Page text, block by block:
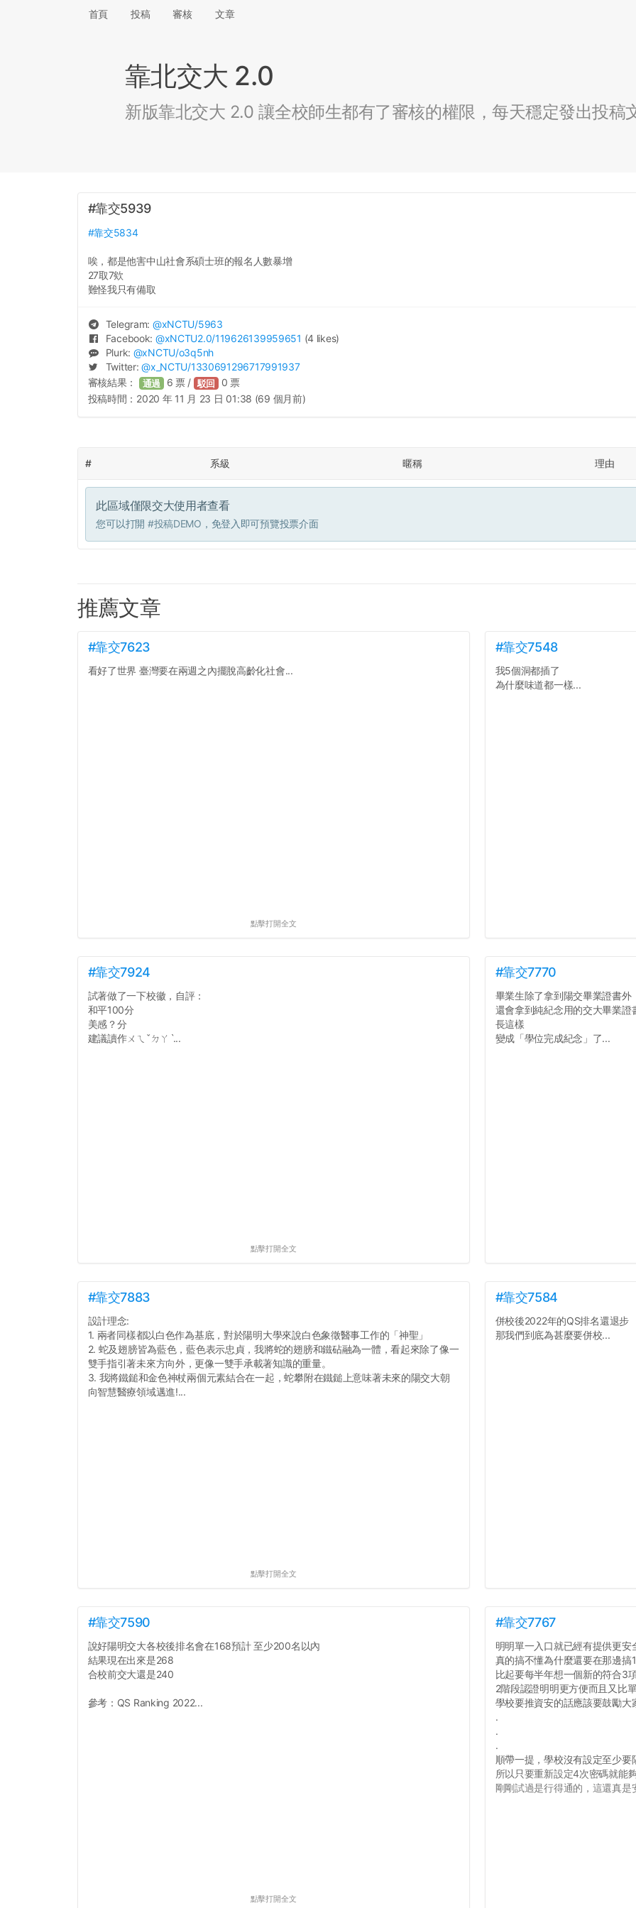
首頁 投稿 審核 文章
靠北交大 2.0
新版靠北交大 2.0 讓全校師生都有了審核的權限，每天穩定發出投稿
#靠交5939
#靠交5834
唉，都是他害中山社會系碩士班的報名人數暴增
27取7欸
難怪我只有備取
Telegram: @xNCTU/5963
Facebook: @xNCTU2.0/119626139959651 (4 likes)
Plurk: @xNCTU/o3q5nh
Twitter:@x_NCTU/1330691296717991937
審核結果： 通過 6 票 / 駁回 0 票
投稿時間： 2020 年 11 月 23 日 01:38 (69 個月前)
# 系級 暱稱 理由
此區域僅限交大使用者查看
您可以打開 #投稿DEMO ，免登入即可預覽投票介面
推薦文章
#靠交7623
看好了世界 臺灣要在兩週之內擺脫高齡化社會...
點擊打開全文
#靠交7548
我5個洞都插了
為什麼味道都一樣...
#靠交7924
試著做了一下校徽，自評：
和平100分
美感？分
建議讀作ㄨㄟˇㄉㄚˋ...
點擊打開全文
#靠交7770
畢業生除了拿到陽交畢業證書外
還會拿到純紀念用的交大畢業證
長這樣
變成「學位完成紀念」了...
#靠交7883
設計理念:
1. 兩者同樣都以白色作為基底，對於陽明大學來說白色象徵醫事工作的「神聖」
2. 蛇及翅膀皆為藍色，藍色表示忠貞，我將蛇的翅膀和鐵砧融為一體，看起來除了像一
雙手指引著未來方向外，更像一雙手承載著知識的重量。
3. 我將鐵鎚和金色神杖兩個元素結合在一起，蛇攀附在鐵鎚上意味著未來的陽交大朝
向智慧醫療領域邁進!...
點擊打開全文
#靠交7584
併校後2022年的QS排名還退步
那我們到底為甚麼要併校...
#靠交7590
說好陽明交大各校後排名會在168預計 至少200名以內
結果現在出來是268
合校前交大還是240
參考：QS Ranking 2022...
點擊打開全文
#靠交7767
明明單一入口就已經有提供更安
真的搞不懂為什麼還要在那邊搞
比起要每半年想一個新的符合3
2階段認證明明更方便而且又比
學校要推資安的話應該要鼓勵大
.
.
.
順帶一提，學校沒有設定至少
所以只要重新設定4次密碼就能
剛剛試過是行得通的，這還真是